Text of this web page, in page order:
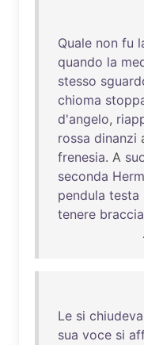
Quale non fu
quando la
stesso
chioma
d'angelo,
rossa dinanzi
frenesia. A
seconda
pendula testa
tenere braccia
Le si chiudeva
sua voce si